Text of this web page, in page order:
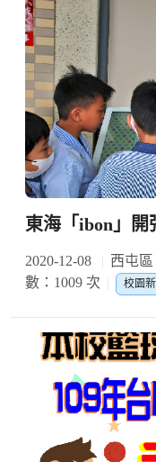
東海「ibon」開
2020-12-08 西屯
數：1009 次
校園